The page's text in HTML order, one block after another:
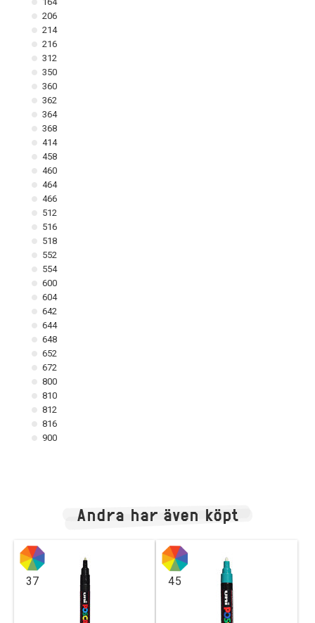
206
214
216
312
350
360
362
364
368
414
458
460
464
466
512
516
518
552
554
600
604
642
644
648
652
672
800
810
812
816
900
Andra har även köpt
37 45